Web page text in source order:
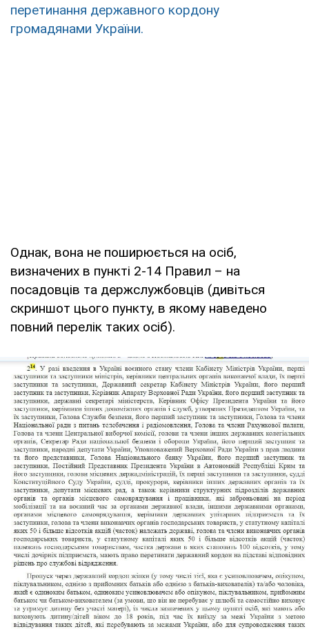
перетинання державного кордону
громадянами України.
Однак, вона не поширюється на осіб,
визначених в пункті 2-14 Правил – на
посадовців та держслужбовців (дивіться
скриншот цього пункту, в якому наведено
повний перелік таких осіб).